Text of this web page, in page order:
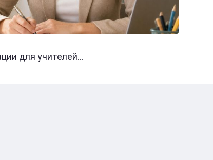
для учителей...